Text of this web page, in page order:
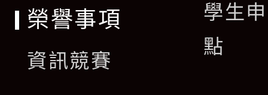
學生
點
榮譽事項
資訊競賽